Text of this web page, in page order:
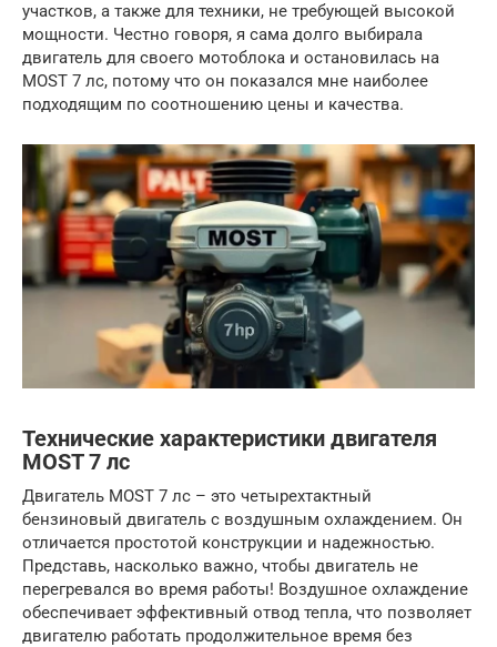
участков, а также для техники, не требующей высокой
мощности. Честно говоря, я сама долго выбирала
двигатель для своего мотоблока и остановилась на
MOST 7 лс, потому что он показался мне наиболее
подходящим по соотношению цены и качества.
Технические характеристики двигателя
MOST 7 лс
Двигатель MOST 7 лс – это четырехтактный
бензиновый двигатель с воздушным охлаждением. Он
отличается простотой конструкции и надежностью.
Представь, насколько важно, чтобы двигатель не
перегревался во время работы! Воздушное охлаждение
обеспечивает эффективный отвод тепла, что позволяет
двигателю работать продолжительное время без